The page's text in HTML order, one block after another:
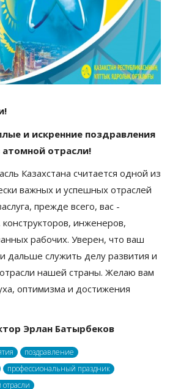
и искренние поздравления
отрасли!
Казахстана считается одной из
важных и успешных отраслей
прежде всего, вас -
инженеров,
рабочих. Уверен, что ваш
дальше служить делу развития и
нашей страны. Желаю вам
оптимизма и достижения
Эрлан Батырбеков
поздравление
профессиональный праздник